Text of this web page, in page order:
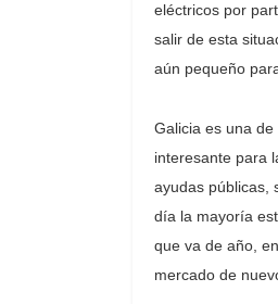
eléctricos por
salir de esta
aún pequeño
Galicia es una
interesante para
ayudas públicas,
día la mayoría
que va de año,
mercado de